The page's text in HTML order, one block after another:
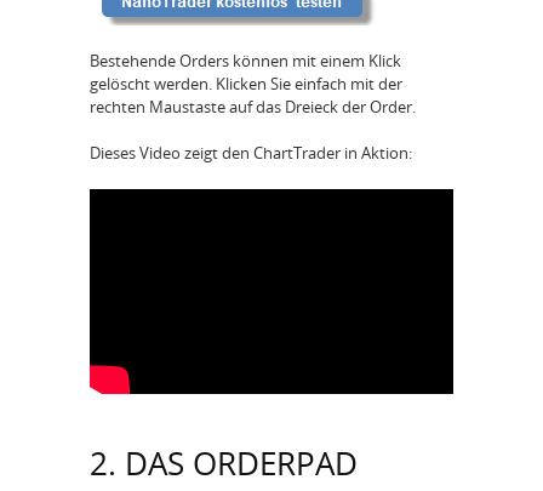
Bestehende Orders können mit einem Klick
gelöscht werden. Klicken Sie einfach mit der
rechten Maustaste auf das Dreieck der Order.
Dieses Video zeigt den ChartTrader in Aktion:
2. DAS ORDERPAD